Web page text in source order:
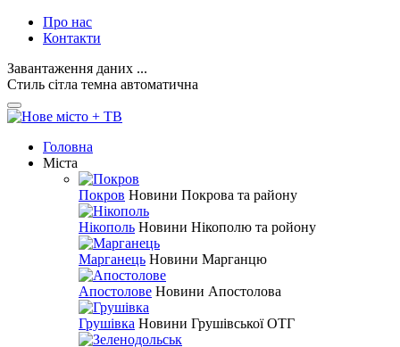
Про нас
Контакти
Завантаження даних ...
Стиль сітла темна автоматична
Головна
Міста
Покров Новини Покрова та району
Нікополь Новини Нікополю та ройону
Марганець Новини Марганцю
Апостолове Новини Апостолова
Грушівка Новини Грушівської ОТГ